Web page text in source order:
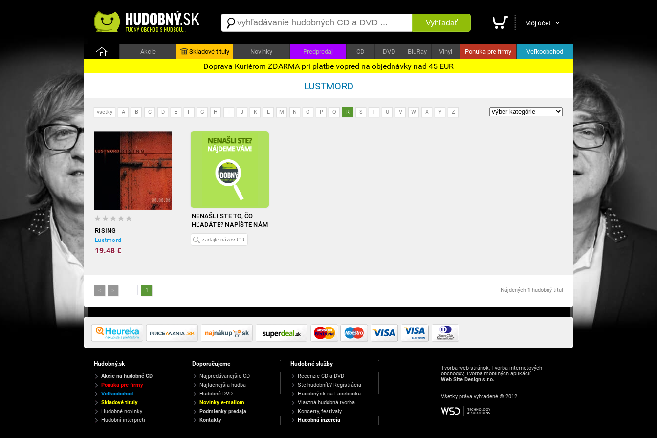
Vyhľadať Môj účet
Akcie Skladové tituly Novinky Predpredaj CD DVD BluRay Vinyl Ponuka pre firmy Veľkoobchod
Doprava Kuriérom ZDARMA pri platbe vopred na objednávky nad 45 EUR
LUSTMORD
všetky A B C D E F G H I J K L M N O P Q R S T U V W X Y Z
RISING
Lustmord
19.48 €
NENAŠLI STE TO, ČO
HĽADÁTE? NAPÍŠTE NÁM
< > 1 Nájdených 1 hudobný titul
Hudobný.sk
Akcie na hudobné CD
Ponuka pre firmy
Veľkoobchod
Skladové tituly
Hudobné novinky
Hudobní interpreti
Doporučujeme
Najpredávanejšie CD
Najlacnejšia hudba
Hudobné DVD
Novinky e-mailom
Podmienky predaja
Kontakty
Hudobné služby
Recenzie CD a DVD
Ste hudobník? Registrácia
Hudobný.sk na Facebooku
Vlastná hudobná tvorba
Koncerty, festivaly
Hudobná inzercia
Tvorba web stránok, Tvorba internetových
obchodov, Tvorba mobilných aplikácií
Web Site Design s.r.o.
Všetky práva vyhradené © 2012